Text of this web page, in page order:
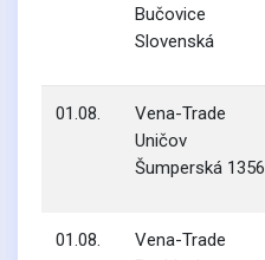
Bučovice
Slovenská
01.08.
Vena-Trade
Uničov
Šumperská 1356
01.08.
Vena-Trade